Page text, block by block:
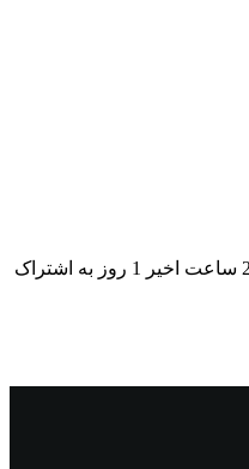
با توجه به مشکل دانلود طی 24 ساعت اخیر 1 روز به اشتراک